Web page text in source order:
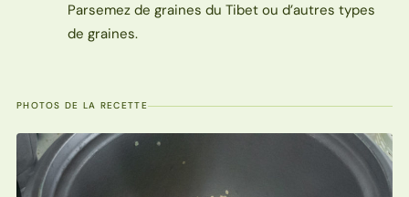
Parsemez de graines du Tibet ou d’autres types
de graines.
PHOTOS DE LA RECETTE